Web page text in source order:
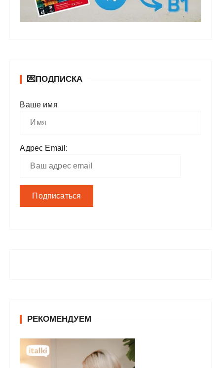
💌ПОДПИСКА
Ваше имя
Адрес Email:
РЕКОМЕНДУЕМ